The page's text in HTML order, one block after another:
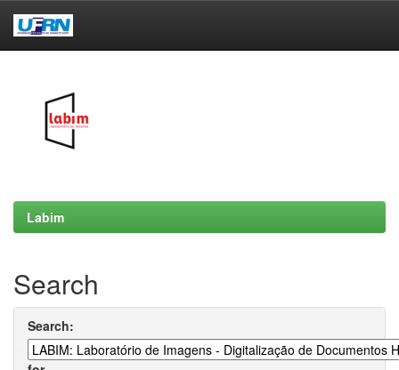
Labim
Search
Search: